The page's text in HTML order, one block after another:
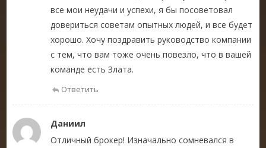
все мои неудачи и успехи, я бы посоветовал
довериться советам опытных людей, и все будет
хорошо. Хочу поздравить руководство компании
с тем, что вам тоже очень повезло, что в вашей
команде есть Злата.
Ответить
Даниил
Отличный брокер! Изначально сомневался в